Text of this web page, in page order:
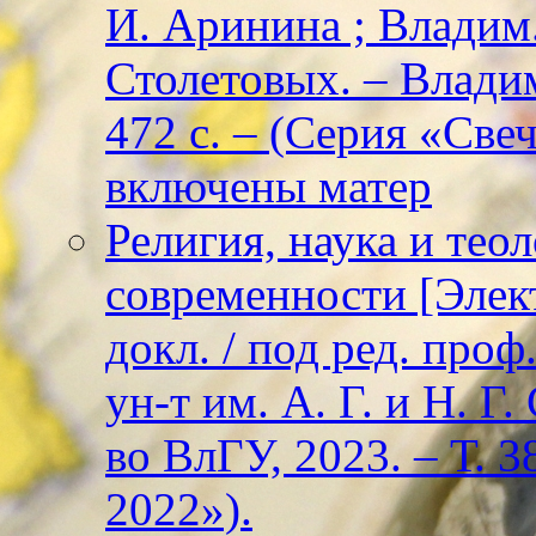
И. Аринина ;
Столетовых. –
472 с. – (Серия
включены матер
Религия, наука и
современности
докл. / под ред.
ун-т им. А. Г. и Н. Г.
во ВлГУ, 2023. – Т.
2022»).